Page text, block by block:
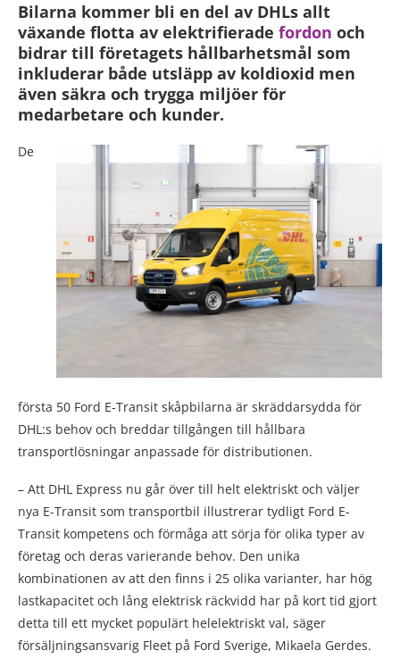
Bilarna kommer bli en del av DHLs allt
växande flotta av elektrifierade fordon och
bidrar till företagets hållbarhetsmål som
inkluderar både utsläpp av koldioxid men
även säkra och trygga miljöer för
medarbetare och kunder.
De
första 50 Ford E-Transit skåpbilarna är skräddarsydda för
DHL:s behov och breddar tillgången till hållbara
transportlösningar anpassade för distributionen.
– Att DHL Express nu går över till helt elektriskt och väljer
nya E-Transit som transportbil illustrerar tydligt Ford E-
Transit kompetens och förmåga att sörja för olika typer av
företag och deras varierande behov. Den unika
kombinationen av att den finns i 25 olika varianter, har hög
lastkapacitet och lång elektrisk räckvidd har på kort tid gjort
detta till ett mycket populärt helelektriskt val, säger
försäljningsansvarig Fleet på Ford Sverige, Mikaela Gerdes.